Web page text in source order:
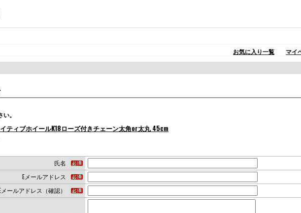
お気に入り一覧
マイ
。
イティブホイールK18ローズ付きチェーン太角or太丸 45cm
氏名
Eメールアドレス
メールアドレス（確認）